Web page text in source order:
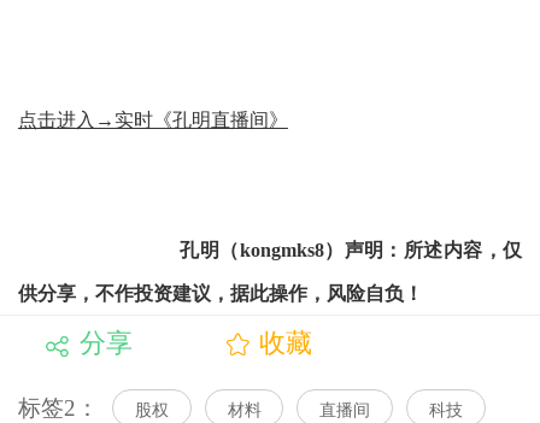
点击进入→实时《孔明直播间》
孔明（kongmks8）声明：所述内容，仅
供分享，不作投资建议，据此操作，风险自负！
分享 收藏
标签2： 股权 材料 直播间 科技